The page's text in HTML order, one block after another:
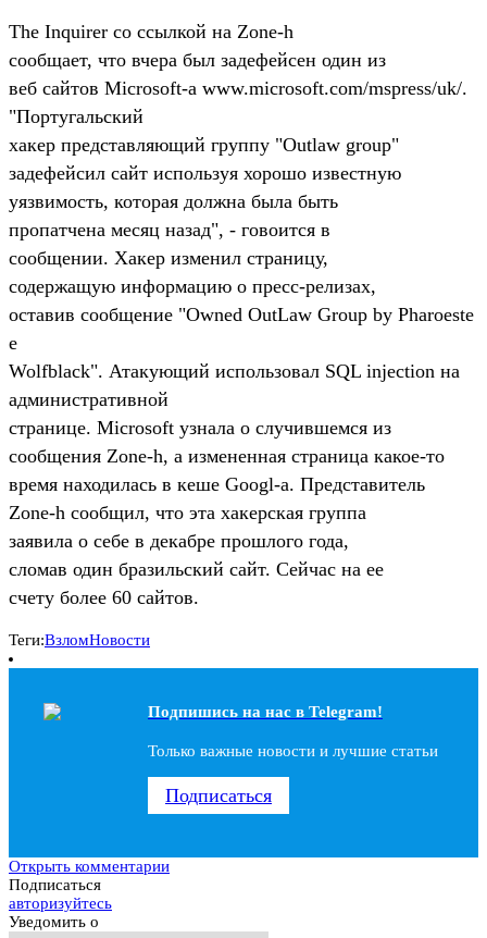
The Inquirer со ссылкой на Zone-h
сообщает, что вчера был задефейсен один из
веб сайтов Microsoft-а www.microsoft.com/mspress/uk/.
"Португальский
хакер представляющий группу "Outlaw group"
задефейсил сайт используя хорошо известную
уязвимость, которая должна была быть
пропатчена месяц назад", - говоится в
сообщении. Хакер изменил страницу,
содержащую информацию о пресс-релизах,
оставив сообщение "Owned OutLaw Group by Pharoeste
e
Wolfblack". Атакующий использовал SQL injection на
административной
странице. Microsoft узнала о случившемся из
сообщения Zone-h, а измененная страница какое-то
время находилась в кеше Googl-а. Представитель
Zone-h сообщил, что эта хакерская группа
заявила о себе в декабре прошлого года,
сломав один бразильский сайт. Сейчас на ее
счету более 60 сайтов.
Теги:ВзломНовости
Подпишись на наc в Telegram!
Только важные новости и лучшие статьи
Подписаться
Открыть комментарии
Подписаться
авторизуйтесь
Уведомить о